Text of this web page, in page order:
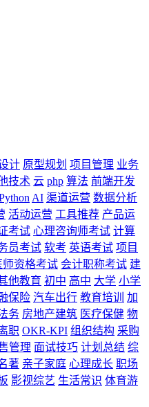
计 原型规划 项目管理 业务
技术 云 php 算法 前端开发
AI 渠道运营 数据分析
活动运营 工具推荐 产品运
考试 心理咨询师考试 计算
员考试 软考 英语考试 项目
师资格考试 会计职称考试 建
他教育 初中 高中 大学 小学
保险 汽车出行 教育培训
加
务 房地产建筑 医疗保健 物
职 OKR-KPI 组织结构 采购
管理 面试技巧 计划总结 综
著 亲子家庭 心理成长 职场
影视综艺 生活常识 体育游